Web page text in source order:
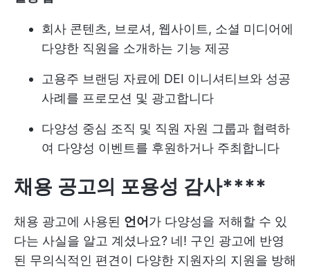
회사 콘텐츠, 브로셔, 웹사이트, 소셜 미디어에
다양한 직원을 소개하는 기능 제공
고용주 브랜딩 자료에 DEI 이니셔티브와 성공
사례를 프로모션 및 광고합니다
다양성 중심 조직 및 직원 자원 그룹과 협력하
여 다양성 이벤트를 후원하거나 주최합니다
채용 공고의 포용성 감사****
채용 광고에 사용된 언어 가 다양성을 저해할 수 있
다는 사실을 알고 계셨나요? 네! 구인 광고에 반영
된 무의식적인 편견이 다양한 지원자의 지원을 방해